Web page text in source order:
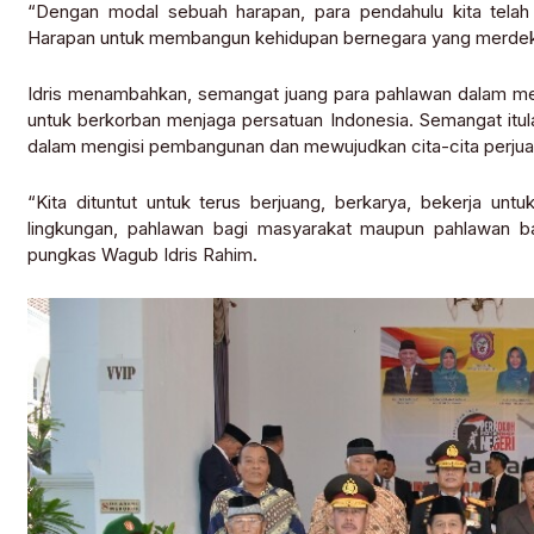
“Dengan modal sebuah harapan, para pendahulu kita
Harapan untuk membangun kehidupan bernegara yang
Idris menambahkan, semangat juang para pahlawan dalam
untuk berkorban menjaga persatuan Indonesia. Semangat
dalam mengisi pembangunan dan mewujudkan cita-cita
“Kita dituntut untuk terus berjuang, berkarya, bekerja
lingkungan, pahlawan bagi masyarakat maupun pahlawan
pungkas Wagub Idris Rahim.